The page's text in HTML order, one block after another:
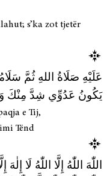
s’ka zot tjetër
عَلَيْهِ صَلَاةُ اللهِ ثُمَّ
يَكُونُ عَدُوِّي شِدَّ مِنْكَ
e Tij,
Tënd
اللّٰهَ اللّٰهُ إِلَّا اللّٰهُ لَا إِلٰهَ